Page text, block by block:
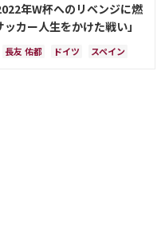
年W杯へのリベンジに燃
カー人生をかけた戦い」
長友 佑都 ドイツ
スペイン